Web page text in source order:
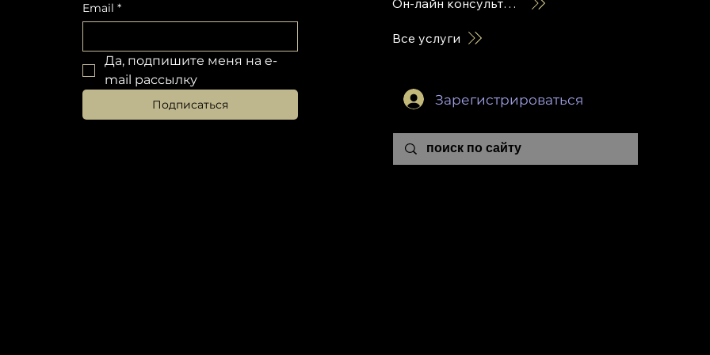
Email *
Да, подпишите меня на e-
mail рассылку
Подписаться
Все услуги
Зарегистрироваться